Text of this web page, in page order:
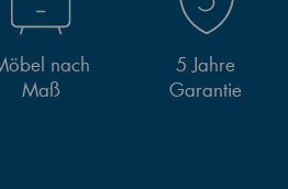
nach
Maß
5 Jahre
Garantie